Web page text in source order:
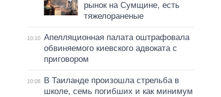
рынок на Сумщине, есть
тяжелораненые
10:10 Апелляционная палата оштрафовала
обвиняемого киевского адвоката с
приговором
10:08
В Таиланде произошла стрельба в
школе, семь погибших и как минимум